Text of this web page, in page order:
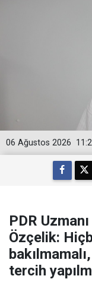
06 Ağustos 2026
PDR
Özçelik:
tercih